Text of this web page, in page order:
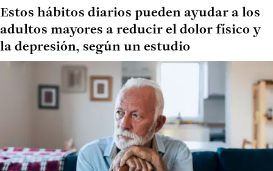
Estos hábitos diarios pueden ayudar a los
adultos mayores a reducir el dolor físico y
la depresión, según un estudio